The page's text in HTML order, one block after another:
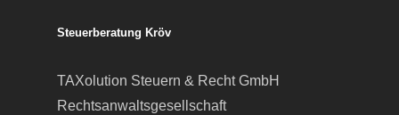
Steuerberatung Kröv
TAXolution Steuern & Recht GmbH
Rechtsanwaltsgesellschaft